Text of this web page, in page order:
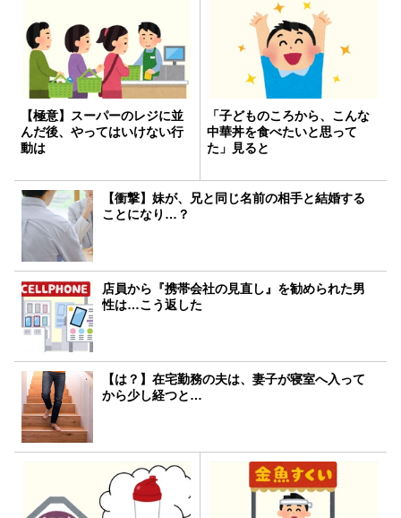
【極意】スーパーのレジに並
んだ後、やってはいけない行
動は
「子どものころから、こんな
中華丼を食べたいと思って
た」見ると
【衝撃】妹が、兄と同じ名前の相手と結婚する
ことになり…？
店員から『携帯会社の見直し』を勧められた男
性は…こう返した
【は？】在宅勤務の夫は、妻子が寝室へ入って
から少し経つと…